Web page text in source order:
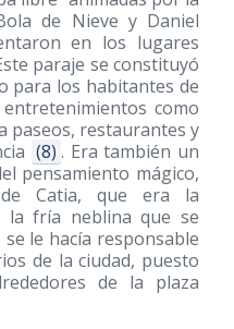
de Nieve y Daniel
en los lugares
paraje se constituyó
para los habitantes de
como
paseos, restaurantes y
(8) . Era también un
pensamiento mágico,
Catia, que era la
la fría neblina que se
le hacía responsable
de la ciudad, puesto
de la plaza